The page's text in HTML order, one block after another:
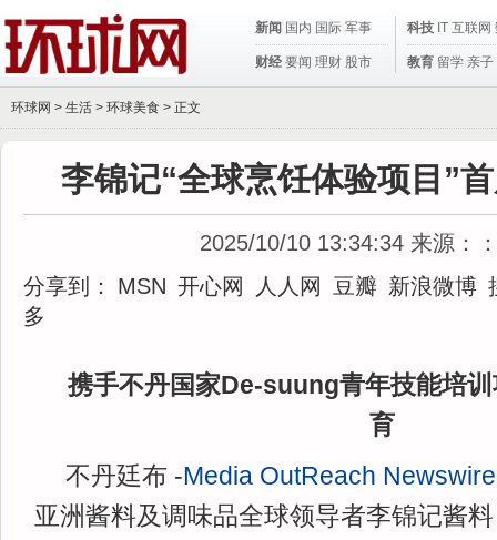
新闻 国内 国际 军事
财经 要闻 理财 股市
科技 IT 互联网
教育 留学 亲子
环球网 > 生活 > 环球美食 > 正文
李锦记“全球烹饪体验项目”
2025/10/10 13:34:34 来源：
分享到：
MSN 开心网 人人网 豆瓣 新浪微博
多
携手不丹国家De-suung青年技能培
育
不丹廷布 -Media OutReach Newswire
亚洲酱料及调味品全球领导者李锦记酱